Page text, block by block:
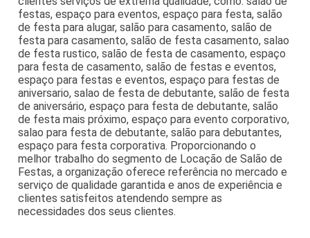
festas, espaço para eventos, espaço para festa, salão
de festa para alugar, salão para casamento, salão de
festa para casamento, salão de festa casamento, salao
de festa rustico, salão de festa de casamento, espaço
para festa de casamento, salão de festas e eventos,
espaço para festas e eventos, espaço para festas de
aniversario, salao de festa de debutante, salão de festa
de aniversário, espaço para festa de debutante, salão
de festa mais próximo, espaço para evento corporativo,
salao para festa de debutante, salão para debutantes,
espaço para festa corporativa. Proporcionando o
melhor trabalho do segmento de Locação de Salão de
Festas, a organização oferece referência no mercado e
serviço de qualidade garantida e anos de experiência e
clientes satisfeitos atendendo sempre as
necessidades dos seus clientes.